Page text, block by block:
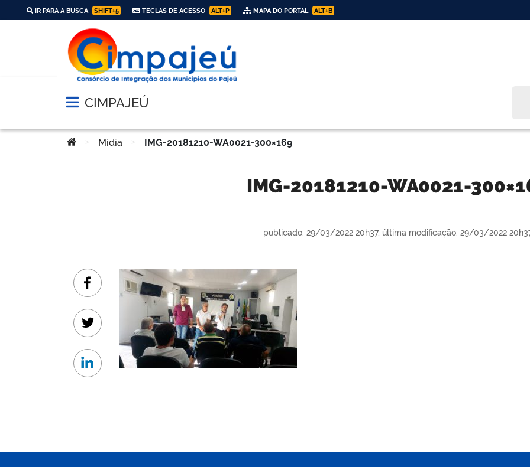
IR PARA A BUSCA SHIFT+5 TECLAS DE ACESSO ALT+P MAPA DO PORTAL ALT+B
Abrir menu principal de navegação
CIMPAJEÚ
Você está aqui:
> Mídia > IMG-20181210-WA0021-300×169
IMG-20181210-WA0021-
publicado: 29/03/2022 20h37, última modificação: 29/03/2022
Facebook
Twitter
Linkedin